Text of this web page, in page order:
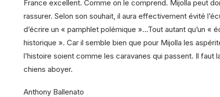
France excellent. Comme on le comprend. Mijolla peut
rassurer. Selon son souhait, il aura effectivement évité
d’écrire un « pamphlet polémique »…Tout autant qu’un «
historique ». Car il semble bien que pour Mijolla les
l’histoire soient comme les caravanes qui passent. Il faut
chiens aboyer.
Anthony Ballenato